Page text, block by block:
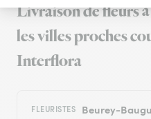
Livraison de fleurs
les villes proches
Interflora
FLEURISTES Beurey-